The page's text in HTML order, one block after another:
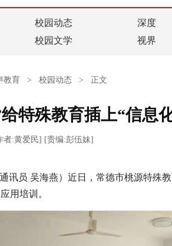
校园动态 深度
校园文学 视界
教育 > 校园动态 > 正文
特殊教育插上“信息
者:黄爱民] [责编:彭伍妹]
员 吴海燕）近日，常德市桃源特殊
用培训。